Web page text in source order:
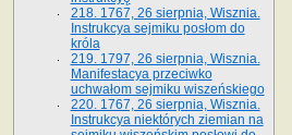
218. 1767, 26 sierpnia, Wisznia.
Instrukcya sejmiku posłom do
króla
219. 1797, 26 sierpnia, Wisznia.
Manifestacya przeciwko
uchwałom sejmiku wiszeńskiego
220. 1767, 26 sierpnia, Wisznia.
Instrukcya niektórych ziemian na